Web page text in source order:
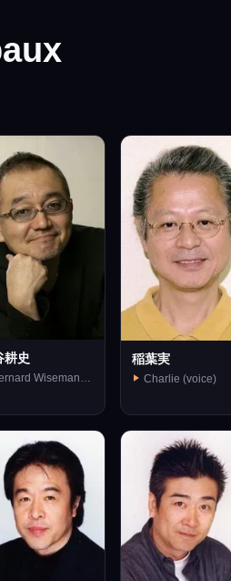
耕史 稲葉実
Charlie (voice)